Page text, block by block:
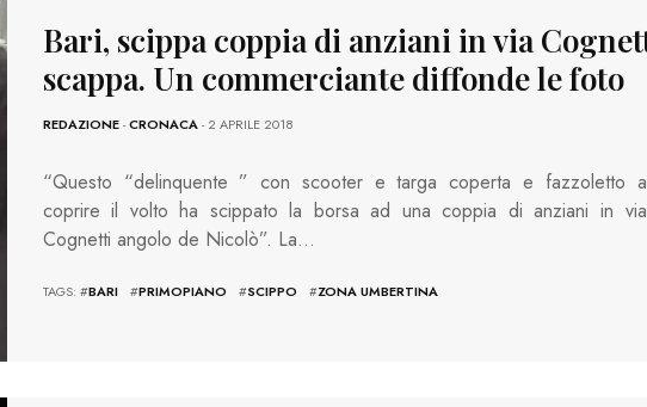
Bari, scippa coppia di anziani in via
scappa. Un commerciante diffonde le foto
REDAZIONE-CRONACA- 2 APRILE 2018
“Questo “delinquente ” con scooter e targa coperta e fazzoletto a
coprire il volto ha scippato la borsa ad una coppia di anziani in via
Cognetti angolo de Nicolò”. La…
TAGS: #BARI #PRIMOPIANO #SCIPPO #ZONA UMBERTINA